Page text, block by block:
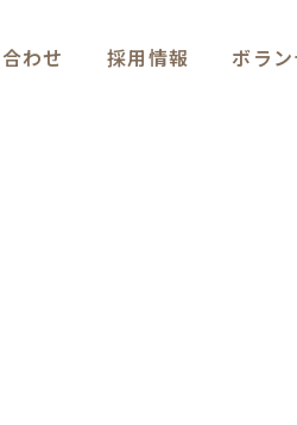
わせ 採用情報 ボラ